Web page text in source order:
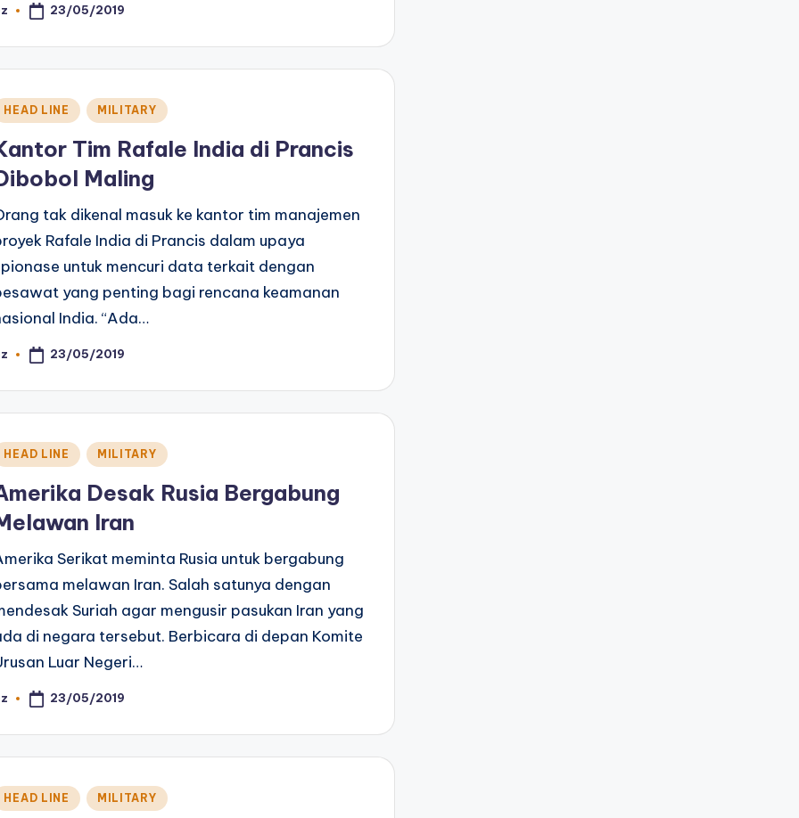
23/05/2019
HEAD LINE MILITARY
Tim Rafale India di Prancis
Maling
tak dikenal masuk ke kantor tim manajemen
Rafale India di Prancis dalam upaya
untuk mencuri data terkait dengan
yang penting bagi rencana keamanan
India. “Ada…
23/05/2019
HEAD LINE MILITARY
Desak Rusia Bergabung
Iran
Serikat meminta Rusia untuk bergabung
melawan Iran. Salah satunya dengan
Suriah agar mengusir pasukan Iran yang
di negara tersebut. Berbicara di depan Komite
Luar Negeri…
23/05/2019
HEAD LINE MILITARY